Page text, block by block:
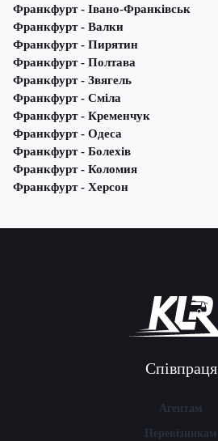
Франкфурт - Івано-Франківськ
Франкфурт - Валки
Франкфурт - Пирятин
Франкфурт - Полтава
Франкфурт - Звягель
Франкфурт - Сміла
Франкфурт - Кременчук
Франкфурт - Одеса
Франкфурт - Болехів
Франкфурт - Коломия
Франкфурт - Херсон
Співпраця
Агентам
Перевізникам